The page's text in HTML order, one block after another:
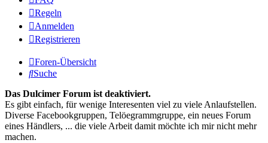
Regeln
Anmelden
Registrieren
Foren-Übersicht
Suche
Das Dulcimer Forum ist deaktiviert.
Es gibt einfach, für wenige Interesenten viel zu viele Anlaufstellen.
Diverse Facebookgruppen, Telöegrammgruppe, ein neues Forum
eines Händlers, ... die viele Arbeit damit möchte ich mir nicht mehr
machen.